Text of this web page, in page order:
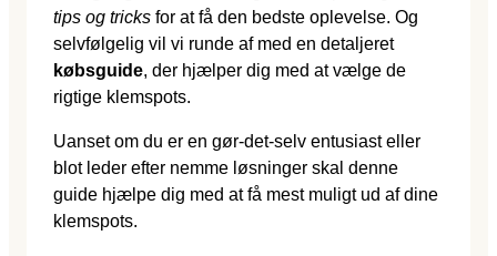
tips og tricks for at få den bedste oplevelse. Og
selvfølgelig vil vi runde af med en detaljeret
købsguide, der hjælper dig med at vælge de
rigtige klemspots.
Uanset om du er en gør-det-selv entusiast eller
blot leder efter nemme løsninger skal denne
guide hjælpe dig med at få mest muligt ud af dine
klemspots.